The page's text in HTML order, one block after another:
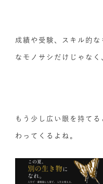
成績や受験、スキル的
なモノサシだけじゃなく
もう少し広い眼を持て
わってくるよね。